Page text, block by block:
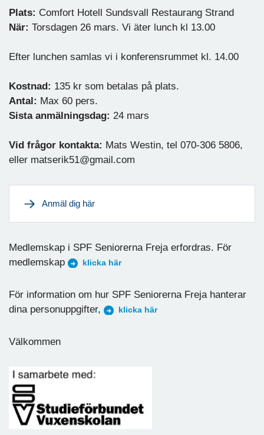
Plats: Comfort Hotell Sundsvall Restaurang Strand
När: Torsdagen 26 mars. Vi äter lunch kl 13.00
Efter lunchen samlas vi i konferensrummet kl. 14.00
Kostnad: 135 kr som betalas på plats.
Antal: Max 60 pers.
Sista anmälningsdag: 24 mars
Vid frågor kontakta: Mats Westin, tel 070-306 5806,
eller matserik51@gmail.com
Anmäl dig här
Medlemskap i SPF Seniorerna Freja erfordras. För
medlemskap
klicka här
För information om hur SPF Seniorerna Freja hanterar
dina personuppgifter,
klicka här
Välkommen